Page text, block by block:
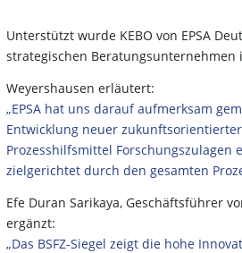
Unterstützt wurde KEBO von EPSA
strategischen Beratungsunternehmen
Weyershausen erläutert:
„EPSA hat uns darauf aufmerksam
Entwicklung neuer
Prozesshilfsmittel Forschungszulagen
zielgerichtet durch den gesamten
Efe Duran Sarikaya, Geschäftsführer
ergänzt:
„Das BSFZ-Siegel zeigt die hohe